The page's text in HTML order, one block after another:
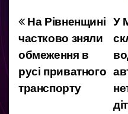
Н
а
в
У
На Рівненщині
частково зняли
обмеження в
русі приватного
транспорту